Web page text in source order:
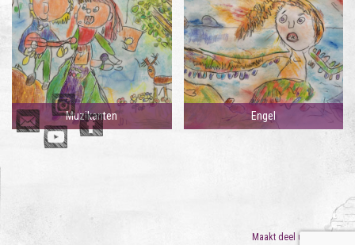
Muzikanten Engel
Maakt deel uit van